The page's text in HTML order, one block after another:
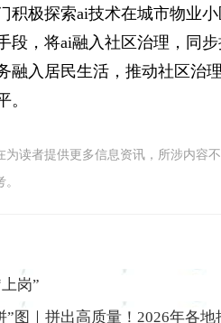
积极探索ai技术在城市物业
段，将ai融入社区治理，同
融入居民生活，推动社区治
。
为读者提供更多信息资讯，所涉内容
岗”
”图｜拼出高质量！2026年各